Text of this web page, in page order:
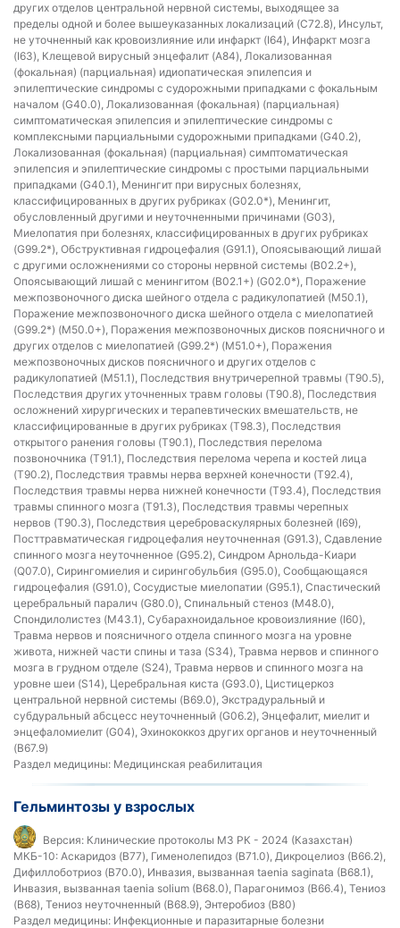
других отделов центральной нервной системы, выходящее за
пределы одной и более вышеуказанных локализаций (C72.8), Инсульт,
не уточненный как кровоизлияние или инфаркт (I64), Инфаркт мозга
(I63), Клещевой вирусный энцефалит (A84), Локализованная
(фокальная) (парциальная) идиопатическая эпилепсия и
эпилептические синдромы с судорожными припадками с фокальным
началом (G40.0), Локализованная (фокальная) (парциальная)
симптоматическая эпилепсия и эпилептические синдромы с
комплексными парциальными судорожными припадками (G40.2),
Локализованная (фокальная) (парциальная) симптоматическая
эпилепсия и эпилептические синдромы с простыми парциальными
припадками (G40.1), Менингит при вирусных болезнях,
классифицированных в других рубриках (G02.0*), Менингит,
обусловленный другими и неуточненными причинами (G03),
Миелопатия при болезнях, классифицированных в других рубриках
(G99.2*), Обструктивная гидроцефалия (G91.1), Опоясывающий лишай
с другими осложнениями со стороны нервной системы (B02.2+),
Опоясывающий лишай с менингитом (B02.1+) (G02.0*), Поражение
межпозвоночного диска шейного отдела с радикулопатией (M50.1),
Поражение межпозвоночного диска шейного отдела с миелопатией
(G99.2*) (M50.0+), Поражения межпозвоночных дисков поясничного и
других отделов с миелопатией (G99.2*) (M51.0+), Поражения
межпозвоночных дисков поясничного и других отделов с
радикулопатией (M51.1), Последствия внутричерепной травмы (T90.5),
Последствия других уточненных травм головы (T90.8), Последствия
осложнений хирургических и терапевтических вмешательств, не
классифицированные в других рубриках (T98.3), Последствия
открытого ранения головы (T90.1), Последствия перелома
позвоночника (T91.1), Последствия перелома черепа и костей лица
(T90.2), Последствия травмы нерва верхней конечности (T92.4),
Последствия травмы нерва нижней конечности (T93.4), Последствия
травмы спинного мозга (T91.3), Последствия травмы черепных
нервов (T90.3), Последствия цереброваскулярных болезней (I69),
Посттравматическая гидроцефалия неуточненная (G91.3), Сдавление
спинного мозга неуточненное (G95.2), Синдром Арнольда-Киари
(Q07.0), Сирингомиелия и сирингобульбия (G95.0), Сообщающаяся
гидроцефалия (G91.0), Сосудистые миелопатии (G95.1), Спастический
церебральный паралич (G80.0), Спинальный стеноз (M48.0),
Спондилолистез (M43.1), Субарахноидальное кровоизлияние (I60),
Травма нервов и поясничного отдела спинного мозга на уровне
живота, нижней части спины и таза (S34), Травма нервов и спинного
мозга в грудном отделе (S24), Травма нервов и спинного мозга на
уровне шеи (S14), Церебральная киста (G93.0), Цистицеркоз
центральной нервной системы (B69.0), Экстрадуральный и
субдуральный абсцесс неуточненный (G06.2), Энцефалит, миелит и
энцефаломиелит (G04), Эхинококкоз других органов и неуточненный
(B67.9)
Раздел медицины: Медицинская реабилитация
Гельминтозы у взрослых
Версия: Клинические протоколы МЗ РК - 2024 (Казахстан)
МКБ-10: Аскаридоз (B77), Гименолепидоз (B71.0), Дикроцелиоз (B66.2),
Дифиллоботриоз (B70.0), Инвазия, вызванная taenia saginata (B68.1),
Инвазия, вызванная taenia solium (B68.0), Парагонимоз (B66.4), Тениоз
(B68), Тениоз неуточненный (B68.9), Энтеробиоз (B80)
Раздел медицины: Инфекционные и паразитарные болезни